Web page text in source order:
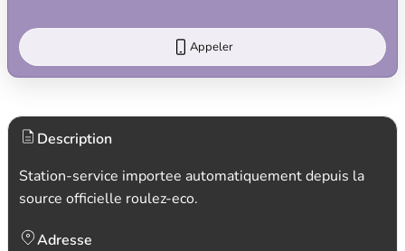
Appeler
Description
Station-service importee automatiquement depuis la
source officielle roulez-eco.
Adresse